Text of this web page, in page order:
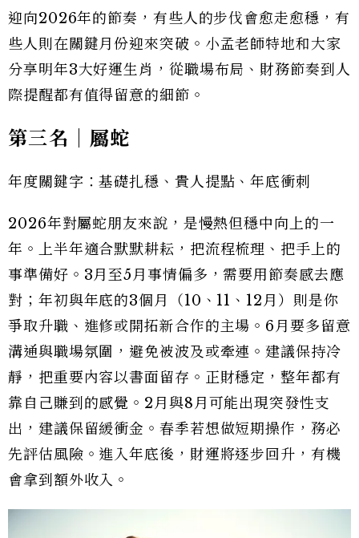
迎向2026年的節奏，有些人的步伐會愈走愈穩，有
些人則在關鍵月份迎來突破。小孟老師特地和大家
分享明年3大好運生肖，從職場布局、財務節奏到人
際提醒都有值得留意的細節。
第三名｜屬蛇
年度關鍵字：基礎扎穩、貴人提點、年底衝刺
2026年對屬蛇朋友來說，是慢熱但穩中向上的一
年。上半年適合默默耕耘，把流程梳理、把手上的
事準備好。3月至5月事情偏多，需要用節奏感去應
對；年初與年底的3個月（10、11、12月）則是你
爭取升職、進修或開拓新合作的主場。6月要多留意
溝通與職場氛圍，避免被波及或牽連。建議保持冷
靜，把重要內容以書面留存。正財穩定，整年都有
靠自己賺到的感覺。2月與8月可能出現突發性支
出，建議保留緩衝金。春季若想做短期操作，務必
先評估風險。進入年底後，財運將逐步回升，有機
會拿到額外收入。